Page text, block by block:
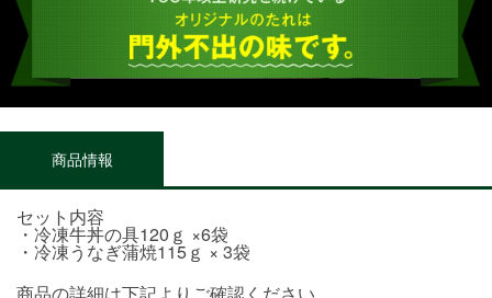
商品情報
セット内容
・冷凍牛丼の具120ｇ ×6袋
・冷凍うなぎ蒲焼115ｇ × 3袋